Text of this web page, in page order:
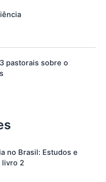
pastorais sobre o
no Brasil: Estudos e
livro 2